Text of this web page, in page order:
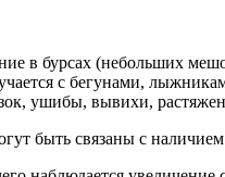
в бурсах (небольших
с бегунами,
ушибы, вывихи,
быть связаны с